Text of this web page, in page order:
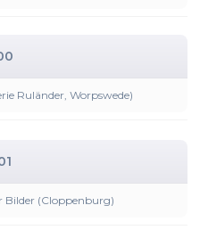
Ruländer, Worpswede)
Bilder (Cloppenburg)